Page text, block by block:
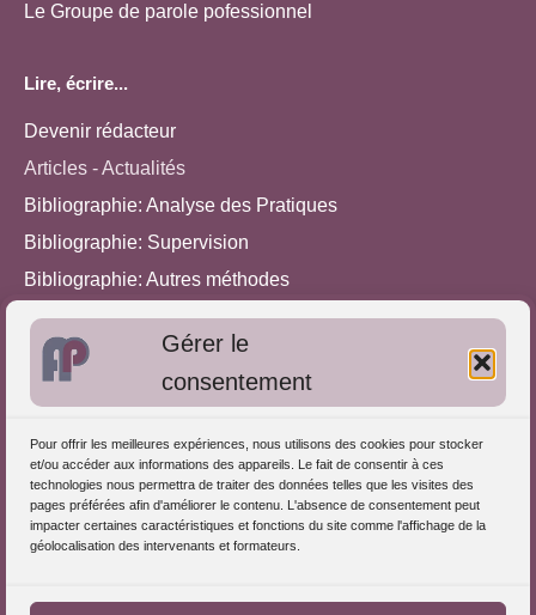
Gérer le
consentement
Pour offrir les meilleures expériences, nous utilisons des cookies pour stocker
et/ou accéder aux informations des appareils. Le fait de consentir à ces
technologies nous permettra de traiter des données telles que les visites des
pages préférées afin d'améliorer le contenu. L'absence de consentement peut
impacter certaines caractéristiques et fonctions du site comme l'affichage de la
géolocalisation des intervenants et formateurs.
Le Groupe de parole pofessionnel
Lire, écrire...
Devenir rédacteur
Articles - Actualités
Bibliographie: Analyse des Pratiques
Bibliographie: Supervision
Bibliographie: Autres méthodes
Approches de l'Analyse des pratiques
Autres informations
S'inscrire dans l'Annuaire
Publiez vos formations
Charte déontologique
Références d'intervention